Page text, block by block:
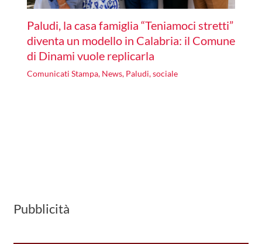
Paludi, la casa famiglia “Teniamoci stretti”
diventa un modello in Calabria: il Comune
di Dinami vuole replicarla
Comunicati Stampa, News, Paludi,sociale
Pubblicità